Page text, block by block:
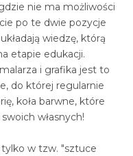
nie ma możliwości
po te dwie pozycje
wiedzę, którą
etapie edukacji.
i grafika jest to
do której regularnie
koła barwne, które
własnych!
w tzw. "sztuce